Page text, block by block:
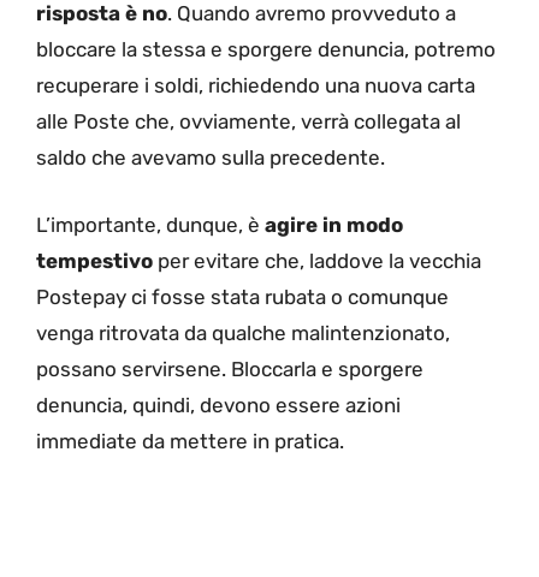
risposta è no. Quando avremo provveduto a
bloccare la stessa e sporgere denuncia, potremo
recuperare i soldi, richiedendo una nuova carta
alle Poste che, ovviamente, verrà collegata al
saldo che avevamo sulla precedente.
L’importante, dunque, è agire in modo
tempestivo per evitare che, laddove la vecchia
Postepay ci fosse stata rubata o comunque
venga ritrovata da qualche malintenzionato,
possano servirsene. Bloccarla e sporgere
denuncia, quindi, devono essere azioni
immediate da mettere in pratica.